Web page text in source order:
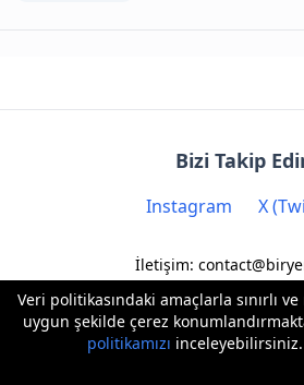
Veri politikasındaki amaçlarla sınırlı
uygun şekilde çerez
politikamızı inceleyebilirsiniz.
Bizi Takip
Instagram X
İletişim: